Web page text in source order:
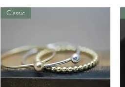
Classic